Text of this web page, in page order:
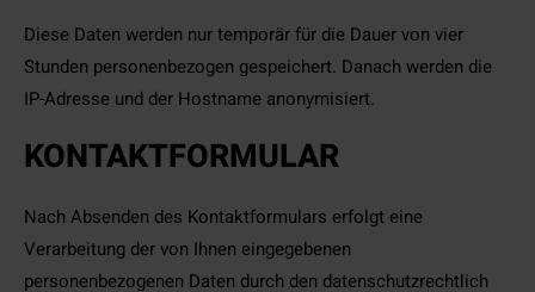
Diese Daten werden nur temporär für die Dauer von vier
Stunden personenbezogen gespeichert. Danach werden die
IP-Adresse und der Hostname anonymisiert.
KONTAKTFORMULAR
Nach Absenden des Kontaktformulars erfolgt eine
Verarbeitung der von Ihnen eingegebenen
personenbezogenen Daten durch den datenschutzrechtlich